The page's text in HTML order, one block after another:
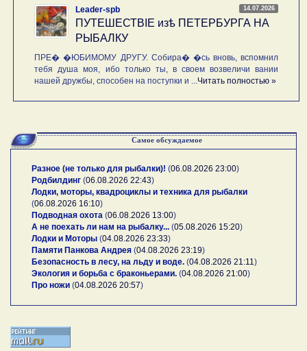
14.07.2026
Leader-spb
ПУТЕШЕСТВIE изѣ ПЕТЕРБУРГА НА
РЫБАЛКУ
ПРЕ� �ЮБИМОМУ ДРУГУ. Собира� �сь вновь, вспомнил
тебя душа моя, ибо только ты, в своем возвеличи вании
нашей дружбы, способен на поступки и ... Читать полностью »
Самое обсуждаемое
Разное (не только для рыбалки)! (06.08.2026 23:00)
Родбилдинг (06.08.2026 22:43)
Лодки, моторы, квадроциклы и техника для рыбалки
(06.08.2026 16:10)
Подводная охота (06.08.2026 13:00)
А не поехать ли нам на рыбалку... (05.08.2026 15:20)
Лодки и Моторы (04.08.2026 23:33)
Памяти Панкова Андрея (04.08.2026 23:19)
Безопасность в лесу, на льду и воде. (04.08.2026 21:11 )
Экология и борьба с браконьерами. (04.08.2026 21:00)
Про ножи (04.08.2026 20:57)